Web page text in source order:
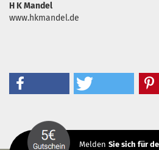
H K Mandel
www.hkmandel.de
Melden Sie sich für